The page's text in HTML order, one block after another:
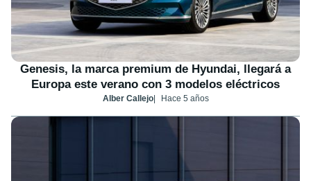
Genesis, la marca premium de Hyundai, llegará a
Europa este verano con 3 modelos eléctricos
Alber Callejo Hace 5 años